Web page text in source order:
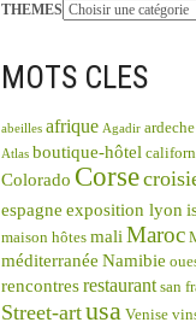
THEMES
MOTS CLES
abeilles afrique Agadir ardeche
Atlas boutique-hôtel
Colorado Corse
espagne exposition lyon
maison hôtes mali Maroc
méditerranée Namibie
rencontresrestaurant san
Street-artusa Venise